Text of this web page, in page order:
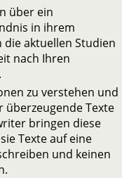
über ein
in ihrem
die aktuellen Studien
nach Ihren
zu verstehen und
überzeugende Texte
bringen diese
Texte auf eine
und keinen